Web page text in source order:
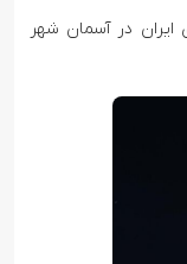
ایران در آسمان شهر